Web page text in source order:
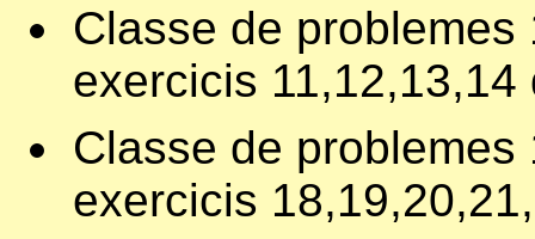
Classe de problemes
exercicis 11,12,13,14
Classe de
exercicis